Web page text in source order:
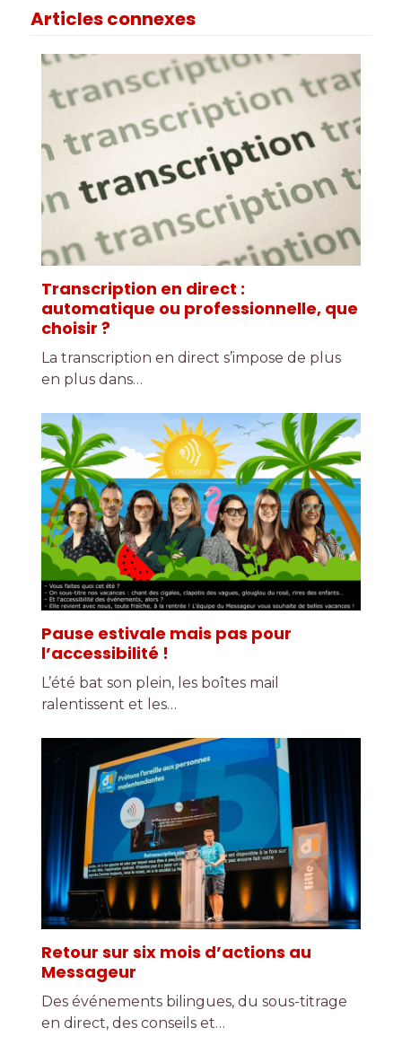
Articles connexes
Transcription en direct :
automatique ou professionnelle, que
choisir ?
La transcription en direct s’impose de plus
en plus dans…
Pause estivale mais pas pour
l’accessibilité !
L’été bat son plein, les boîtes mail
ralentissent et les…
Retour sur six mois d’actions au
Messageur
Des événements bilingues, du sous-titrage
en direct, des conseils et…